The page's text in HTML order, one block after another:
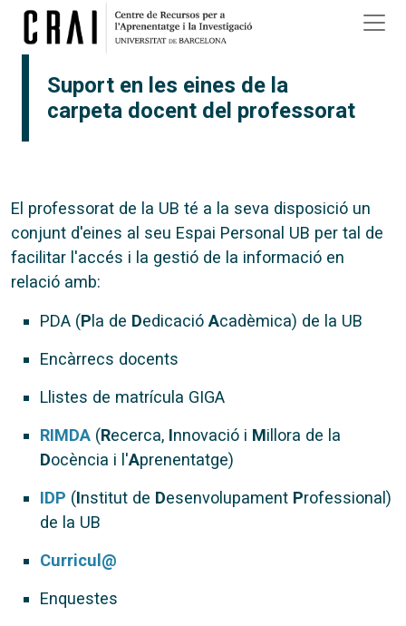
Vés al contingut
Suport en les eines de la
carpeta docent del professorat
El professorat de la UB té a la seva disposició un
conjunt d'eines al seu Espai Personal UB per tal de
facilitar l'accés i la gestió de la informació en
relació amb:
PDA (P la de Dedicació Acadèmica) de la UB
Encàrrecs docents
Llistes de matrícula GIGA
RIMDA (Recerca, Innovació i Millora de la
Docència i l'Aprenentatge)
IDP (Institut de Desenvolupament Professional)
de la UB
Curricul@
Enquestes